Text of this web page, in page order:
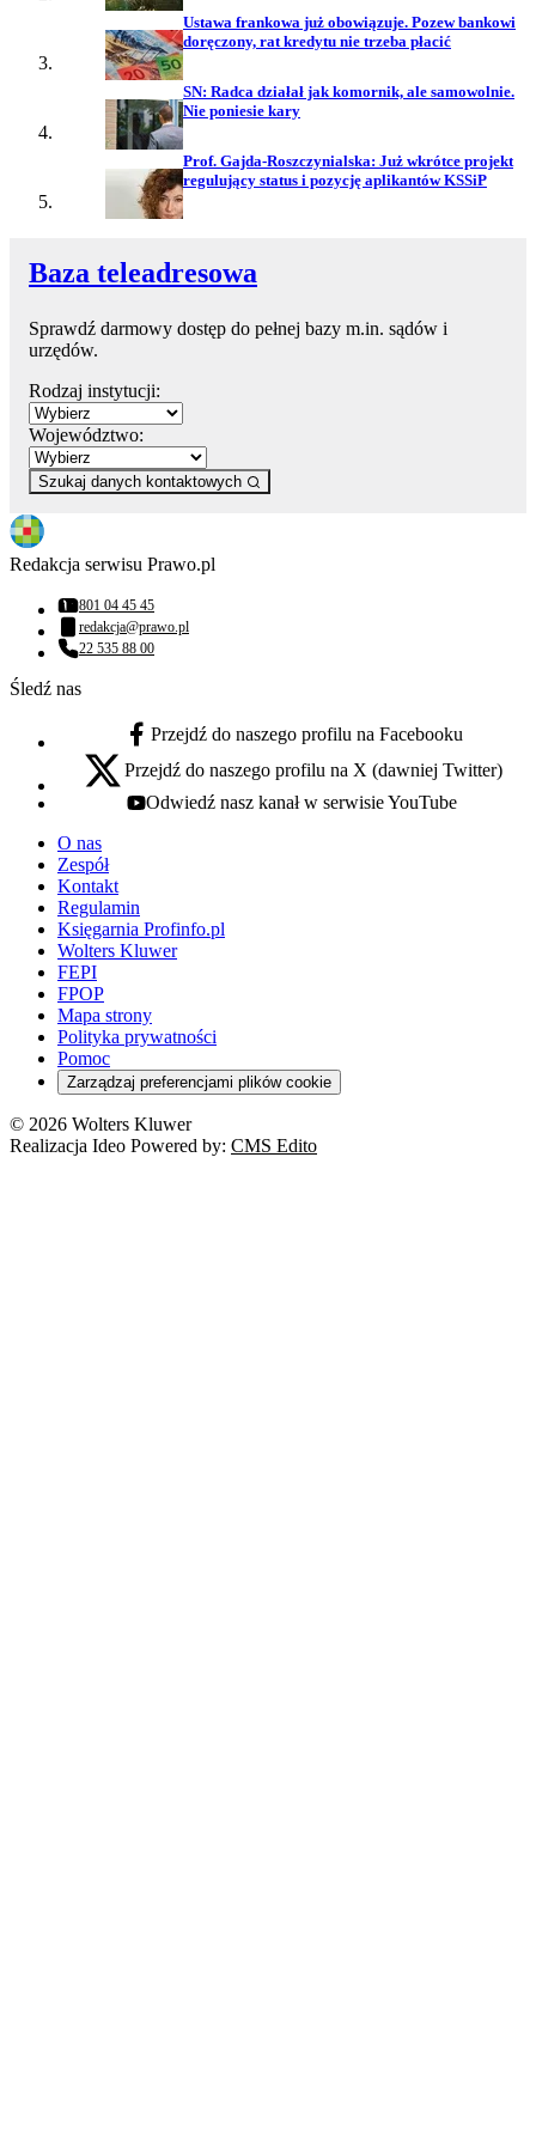
Ustawa frankowa już obowiązuje. Pozew bankowi
doręczony, rat kredytu nie trzeba płacić
SN: Radca działał jak komornik, ale samowolnie.
Nie poniesie kary
Prof. Gajda-Roszczynialska: Już wkrótce projekt
regulujący status i pozycję aplikantów KSSiP
Baza teleadresowa
Sprawdź darmowy dostęp do pełnej bazy m.in. sądów i
urzędów.
Rodzaj instytucji:
Województwo:
Szukaj danych kontaktowych
Redakcja serwisu Prawo.pl
Numer telefonu:
801 04 45 45
Adres email:
redakcja@prawo.pl
Numer telefonu:
22 535 88 00
Śledź nas
facebook - otwiera się w nowej karcie
Przejdź do naszego profilu na Facebooku
x - otwiera się w nowej karcie
Przejdź do naszego profilu na X (dawniej Twitter)
youtube - otwiera się w nowej karcie
Odwiedź nasz kanał w serwisie YouTube
O nas
Zespół
Kontakt
Regulamin
Księgarnia Profinfo.pl
Wolters Kluwer
FEPI
FPOP
Mapa strony
Polityka prywatności
Pomoc
Zarządzaj preferencjami plików cookie
© 2026 Wolters Kluwer
Realizacja Ideo Powered by: CMS Edito